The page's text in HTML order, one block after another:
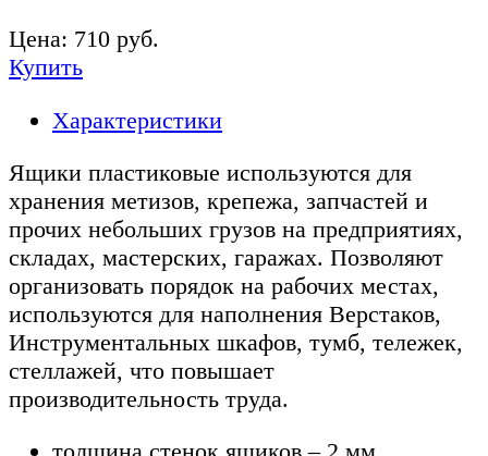
Цена: 710 руб.
Купить
Характеристики
Ящики пластиковые используются для
хранения метизов, крепежа, запчастей и
прочих небольших грузов на предприятиях,
складах, мастерских, гаражах. Позволяют
организовать порядок на рабочих местах,
используются для наполнения Верстаков,
Инструментальных шкафов, тумб, тележек,
стеллажей, что повышает
производительность труда.